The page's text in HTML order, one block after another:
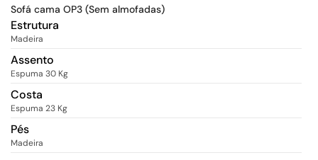
Sofá cama OP3 (Sem almofadas)
Estrutura
Madeira
Assento
Espuma 30 Kg
Costa
Espuma 23 Kg
Pés
Madeira